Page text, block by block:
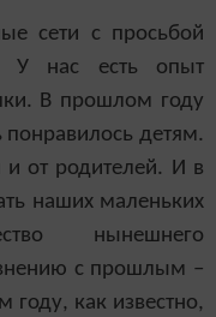
сети с просьбой
У нас есть опыт
В прошлом году
понравилось детям.
и от родителей. И в
наших маленьких
нынешнего
с прошлым –
году, как известно,